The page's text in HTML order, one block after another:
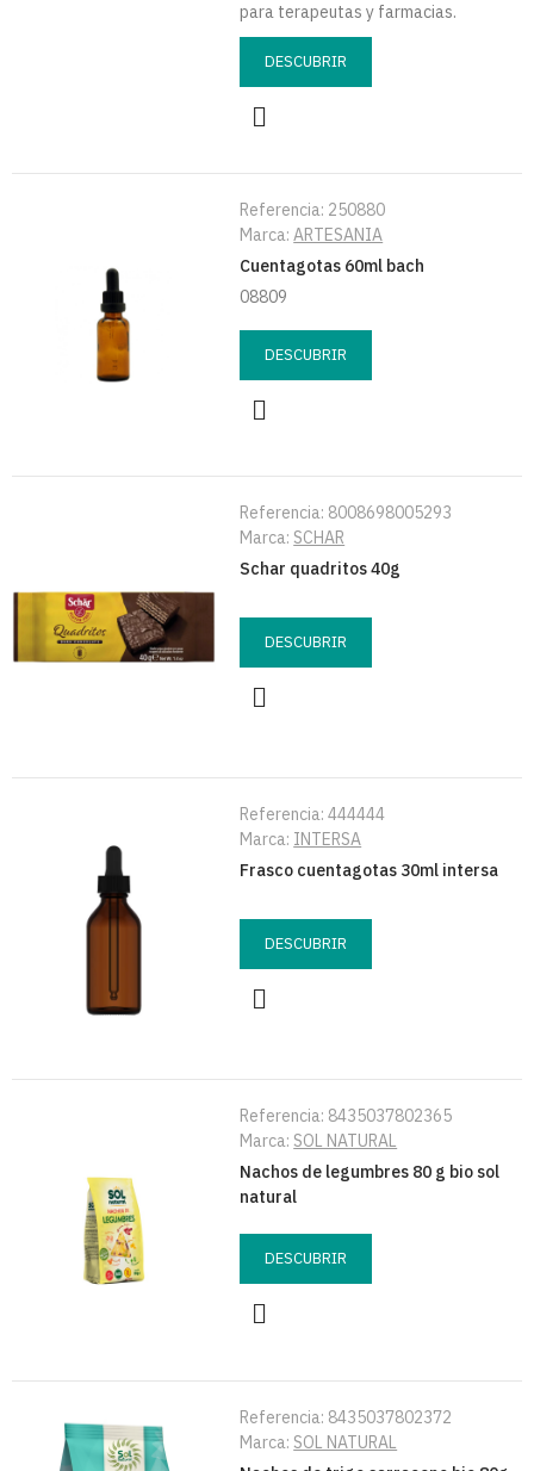
para terapeutas y farmacias.
DESCUBRIR
Referencia: 250880
Marca:ARTESANIA
Cuentagotas 60ml bach
08809
DESCUBRIR
Referencia: 8008698005293
Marca: SCHAR
Schar quadritos 40g
DESCUBRIR
Referencia:444444
Marca: INTERSA
Frasco cuentagotas 30ml intersa
DESCUBRIR
Referencia: 8435037802365
Marca: SOL NATURAL
Nachos de legumbres 80 g bio sol
natural
DESCUBRIR
Referencia: 8435037802372
Marca: SOL NATURAL